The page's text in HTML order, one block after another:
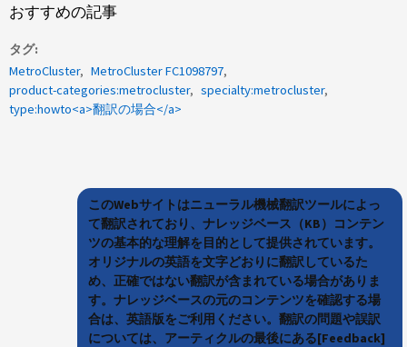
おすすめの記事
タグ
MetroCluster
MetroCluster FC1098797
product-categories:metrocluster
specialty:metrocluster
type:howto<a>翻訳の場合</a>
このWebサイトはニューラル機械翻訳ツールによっ
て翻訳されており、ナレッジベース（KB）コンテン
ツの基本的な理解を目的として提供されています。
オリジナルの英語を文字どおりに翻訳しているた
め、正確ではない翻訳が含まれている場合がありま
す。ナレッジベースの元のコンテンツを確認する場
合は、英語版をご利用ください。翻訳の問題や誤訳
については、アーティクルの最後にある[Feedback]